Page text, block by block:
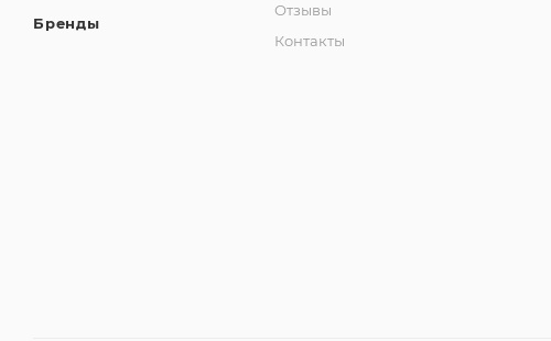
Бренды
Отзывы
Контакты